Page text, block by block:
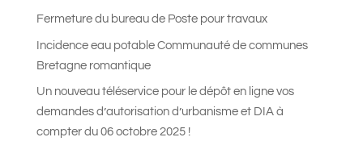
Fermeture du bureau de Poste pour travaux
Incidence eau potable Communauté de communes
Bretagne romantique
Un nouveau téléservice pour le dépôt en ligne vos
demandes d’autorisation d’urbanisme et DIA à
compter du 06 octobre 2025 !